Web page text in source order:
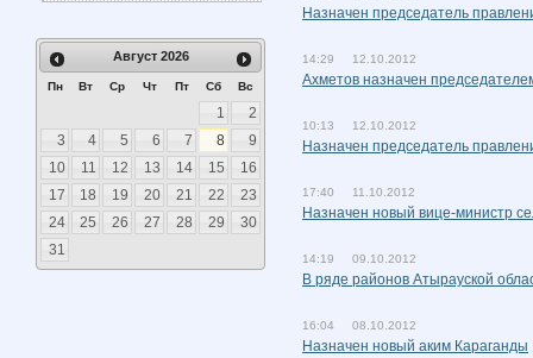
Август 2026
Пн Вт Ср Чт Пт Сб Вс
1
2
3
4 5 6 7 8
9
10
11 12 13 14 15
16
17
18 19 20 21 22
23
24
25 26 27 28 29
30
31
Назначен председатель
14:29 12.10.2012
Ахметов назначен
10:13 12.10.2012
Назначен председатель
17:40 11.10.2012
Назначен новый вице-министр
14:19 09.10.2012
В ряде районов Атырауской
16:04 08.10.2012
Назначен новый аким Караганды